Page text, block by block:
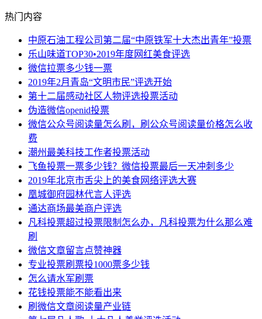
热门内容
中原石油工程公司第二届“中原铁军十大杰出青年”投票
乐山味道TOP30•2019年度网红美食评选
微信拉票多少钱一票
2019年2月青岛“文明市民”评选开始
第十二届感动社区人物评选投票活动
伪造微信openid投票
微信公众号阅读量怎么刷，刷公众号阅读量价格怎么收
费
潮州最美科技工作者投票活动
飞鱼投票一票多少钱？微信投票最后一天冲刺多少
2019年北京市舌尖上的美食网络评选大赛
凰城御府园林代言人评选
通达商场最美商户评选
凡科投票超过投票限制怎么办，凡科投票为什么那么难
刷
微信文章留言点赞神器
专业投票刷票投1000票多少钱
怎么请水军刷票
花钱投票能不能看出来
刷微信文章阅读量产业链